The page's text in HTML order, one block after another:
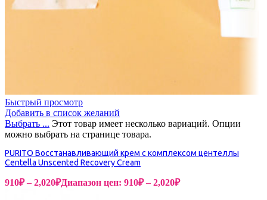
Быстрый просмотр
Добавить в список желаний
Выбрать ... Этот товар имеет несколько вариаций. Опции
можно выбрать на странице товара.
PURITO Восстанавливающий крем с комплексом центеллы
Centella Unscented Recovery Cream
910₽ – 2,020₽Диапазон цен: 910₽ – 2,020₽